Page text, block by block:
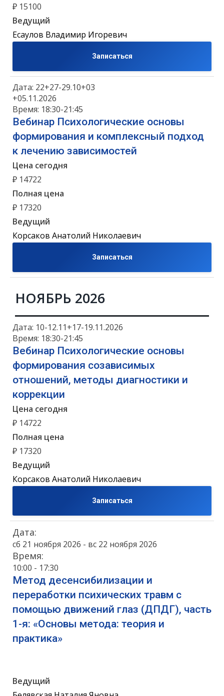
₽ 15100
Ведущий
Есаулов Владимир Игоревич
Записаться
Дата: 22+27-29.10+03
+05.11.2026
Время: 18:30-21:45
Вебинар Психологические основы
формирования и комплексный подход
к лечению зависимостей
Цена сегодня
₽ 14722
Полная цена
₽ 17320
Ведущий
Корсаков Анатолий Николаевич
Записаться
НОЯБРЬ 2026
Дата: 10-12.11+17-19.11.2026
Время: 18:30-21:45
Вебинар Психологические основы
формирования созависимых
отношений, методы диагностики и
коррекции
Цена сегодня
₽ 14722
Полная цена
₽ 17320
Ведущий
Корсаков Анатолий Николаевич
Записаться
Дата:
сб 21 ноября 2026 - вс 22 ноября 2026
Время:
10:00 - 17:30
Метод десенсибилизации и
переработки психических травм с
помощью движений глаз (ДПДГ), часть
1-я: «Основы метода: теория и
практика»
Ведущий